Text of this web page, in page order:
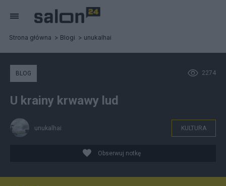
Strona główna Blogi unukalhai
2274
BLOG
U krainy krwawy lud
unukalhai KULTURA
Obserwuj notkę